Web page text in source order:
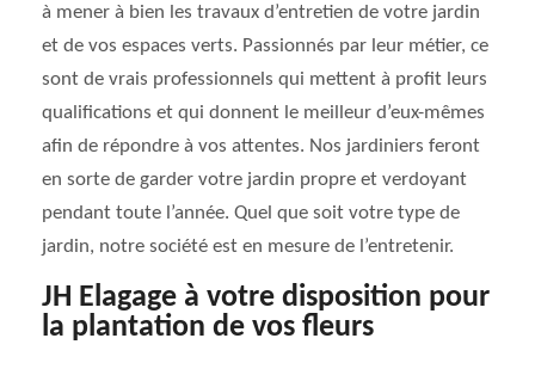
à mener à bien les travaux d’entretien de votre jardin
et de vos espaces verts. Passionnés par leur métier, ce
sont de vrais professionnels qui mettent à profit leurs
qualifications et qui donnent le meilleur d’eux-mêmes
afin de répondre à vos attentes. Nos jardiniers feront
en sorte de garder votre jardin propre et verdoyant
pendant toute l’année. Quel que soit votre type de
jardin, notre société est en mesure de l’entretenir.
JH Elagage à votre disposition pour
la plantation de vos fleurs